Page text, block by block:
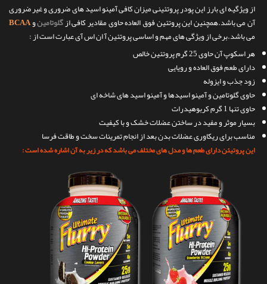
از ویژگیه ای بارز این پودر پروتئینی میزان کافی آمینو اسید های ضروری و غیر ضروری
آن می باشد.همچنین این پروتئین فوق العاده حاوی مقادیر کافی ازگلوتامینوBCAA
می باشد.برخی از ویژگی های مهم و اساسی پروتئین آ ان اس آی عبارت است از :
هر اسکوپ آن حاوی 25 گرم پروتئین خالص
دارای طعم فوق العاده و رویایی
زود جذب و ایزوله
حاوی گلوتامین و آمینو اسیدها و آمینو اسید های شاخه ای
حاوی تنها 1 گرم کربوهیدرات
بسیار موثر و مفید در ساختن عضلات خشک و با کیفیت
مناسب برای ریکاوری عضلات بدن بعد از انجام تمرینات سخت و طاقت فرسا
این پروتیئن دارای طعم ها و مدل های مختلف می باشد که در زیر به آن اشاره شده است :